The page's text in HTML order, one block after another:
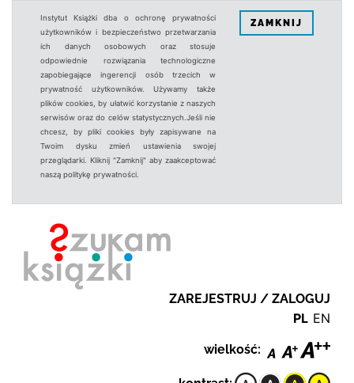
Instytut Książki dba o ochronę prywatności
użytkowników i bezpieczeństwo przetwarzania
ich danych osobowych oraz stosuje
odpowiednie rozwiązania technologiczne
zapobiegające ingerencji osób trzecich w
prywatność użytkowników. Używamy także
plików cookies, by ułatwić korzystanie z naszych
serwisów oraz do celów statystycznych.Jeśli nie
chcesz, by pliki cookies były zapisywane na
Twoim dysku zmień ustawienia swojej
przeglądarki. Kliknij "Zamknij" aby zaakceptować
naszą politykę prywatności.
ZAMKNIJ
ZAREJESTRUJ / ZALOGUJ
PL EN
wielkość: